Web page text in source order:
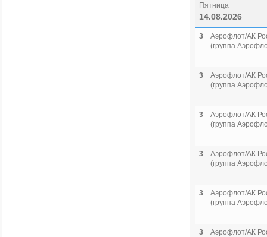
Пятница
14.08.2026
3
Аэрофлот/АК
(группа
3
Аэрофлот/АК
(группа
3
Аэрофлот/АК
(группа
3
Аэрофлот/АК
(группа
3
Аэрофлот/АК
(группа
3
Аэрофлот/АК